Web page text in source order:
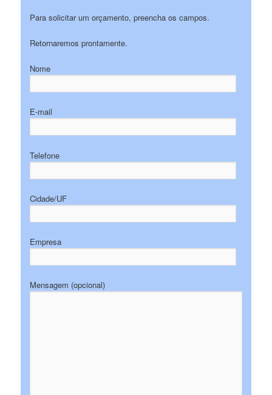
Para solicitar um orçamento, preencha os campos.
Retornaremos prontamente.
Nome
E-mail
Telefone
Cidade/UF
Empresa
Mensagem (opcional)